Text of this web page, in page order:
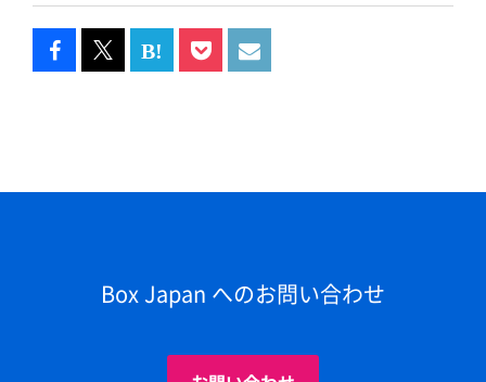
Box Japan へのお問い合わせ